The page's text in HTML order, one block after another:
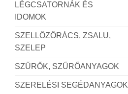
LÉGCSATORNÁK ÉS
IDOMOK
SZELLŐZŐRÁCS, ZSALU,
SZELEP
SZŰRŐK, SZŰRŐANYAGOK
SZERELÉSI SEGÉDANYAGOK